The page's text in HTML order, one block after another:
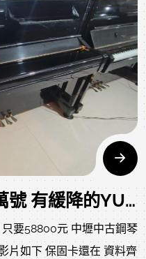
狀況?是否被撞?是否大修?
誠給您了解，放心喔!以下
先做功課您想問的應該都
只要58800元 YT23萬號 有緩降的YU1 YAMAHA YU1 中古鋼琴
要58800元 中壢中古鋼琴
片如下 保固卡還在 資料齊